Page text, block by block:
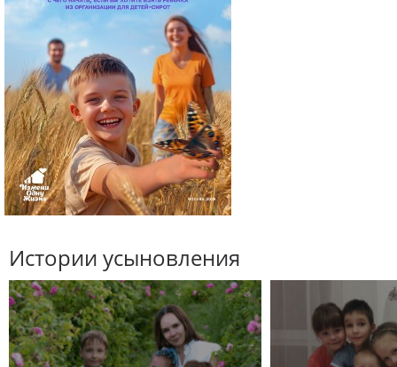
Истории усыновления